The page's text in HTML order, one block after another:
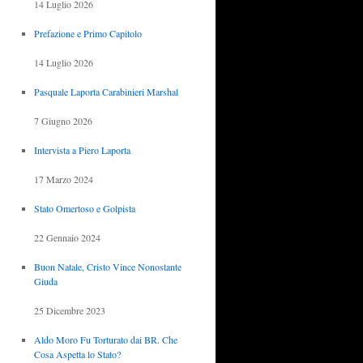
14 Luglio 2026
Prefazione e Primo Capitolo
14 Luglio 2026
Pasquale Laporta Carabinieri Marshal
7 Giugno 2026
Intervista a Piero Laporta
17 Marzo 2024
Stato Omertoso e Golpista
22 Gennaio 2024
Buon Natale, Cristo Vince Nonostante
Giuda
25 Dicembre 2023
Aldo Moro Fu Torturato dai BR. Che
Cosa Aspetta lo Stato?